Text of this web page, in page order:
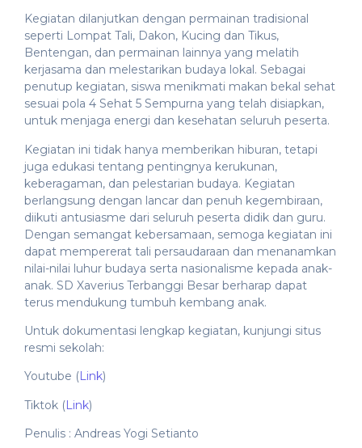
Kegiatan dilanjutkan dengan permainan tradisional
seperti Lompat Tali, Dakon, Kucing dan Tikus,
Bentengan, dan permainan lainnya yang melatih
kerjasama dan melestarikan budaya lokal. Sebagai
penutup kegiatan, siswa menikmati makan bekal sehat
sesuai pola 4 Sehat 5 Sempurna yang telah disiapkan,
untuk menjaga energi dan kesehatan seluruh peserta.
Kegiatan ini tidak hanya memberikan hiburan, tetapi
juga edukasi tentang pentingnya kerukunan,
keberagaman, dan pelestarian budaya. Kegiatan
berlangsung dengan lancar dan penuh kegembiraan,
diikuti antusiasme dari seluruh peserta didik dan guru.
Dengan semangat kebersamaan, semoga kegiatan ini
dapat mempererat tali persaudaraan dan menanamkan
nilai-nilai luhur budaya serta nasionalisme kepada anak-
anak. SD Xaverius Terbanggi Besar berharap dapat
terus mendukung tumbuh kembang anak.
Untuk dokumentasi lengkap kegiatan, kunjungi situs
resmi sekolah:
Youtube (Link)
Tiktok (Link)
Penulis : Andreas Yogi Setianto